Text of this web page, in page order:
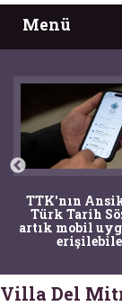
Menü
TTK'nın
Türk Tarih
artık mobil
Villa Del